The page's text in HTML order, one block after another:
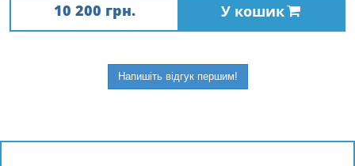
10 200 грн. У кошик
Напишіть відгук першим!